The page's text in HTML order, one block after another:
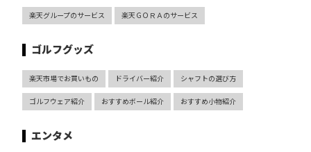
楽天グループのサービス 楽天ＧＯＲＡのサービス
ゴルフグッズ
楽天市場でお買いもの ドライバー紹介 シャフトの選び方
ゴルフウェア紹介 おすすめボール紹介 おすすめ小物紹介
エンタメ